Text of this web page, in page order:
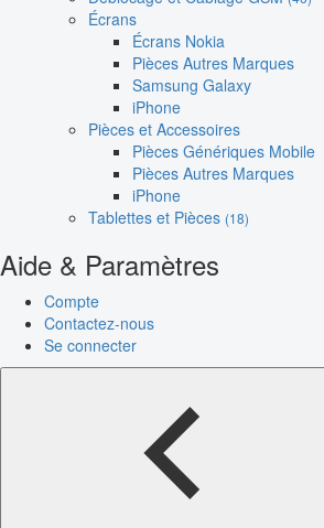
Écrans
Écrans Nokia
Pièces Autres Marques
Samsung Galaxy
iPhone
Pièces et Accessoires
Pièces Génériques Mobile
Pièces Autres Marques
iPhone
Tablettes et Pièces (18)
Aide & Paramètres
Compte
Contactez-nous
Se connecter